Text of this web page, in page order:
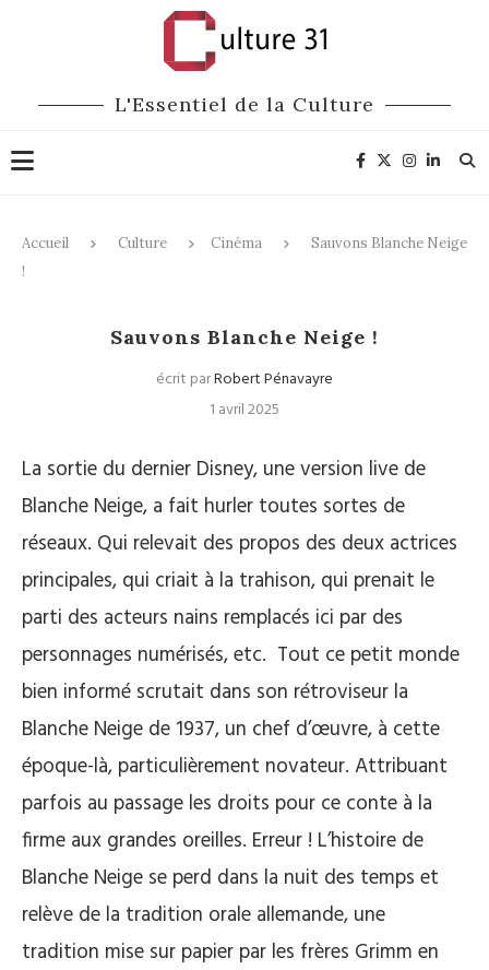
L'Essentiel de la Culture
Accueil Culture Cinéma
Sauvons Blanche Neige
!
Sauvons Blanche Neige !
écrit parRobert Pénavayre
1 avril 2025
La sortie du dernier Disney, une version live de
Blanche Neige, a fait hurler toutes sortes de
réseaux. Qui relevait des propos des deux actrices
principales, qui criait à la trahison, qui prenait le
parti des acteurs nains remplacés ici par des
personnages numérisés, etc. Tout ce petit monde
bien informé scrutait dans son rétroviseur la
Blanche Neige de 1937, un chef d’œuvre, à cette
époque-là, particulièrement novateur. Attribuant
parfois au passage les droits pour ce conte à la
firme aux grandes oreilles. Erreur ! L’histoire de
Blanche Neige se perd dans la nuit des temps et
relève de la tradition orale allemande, une
tradition mise sur papier par les frères Grimm en